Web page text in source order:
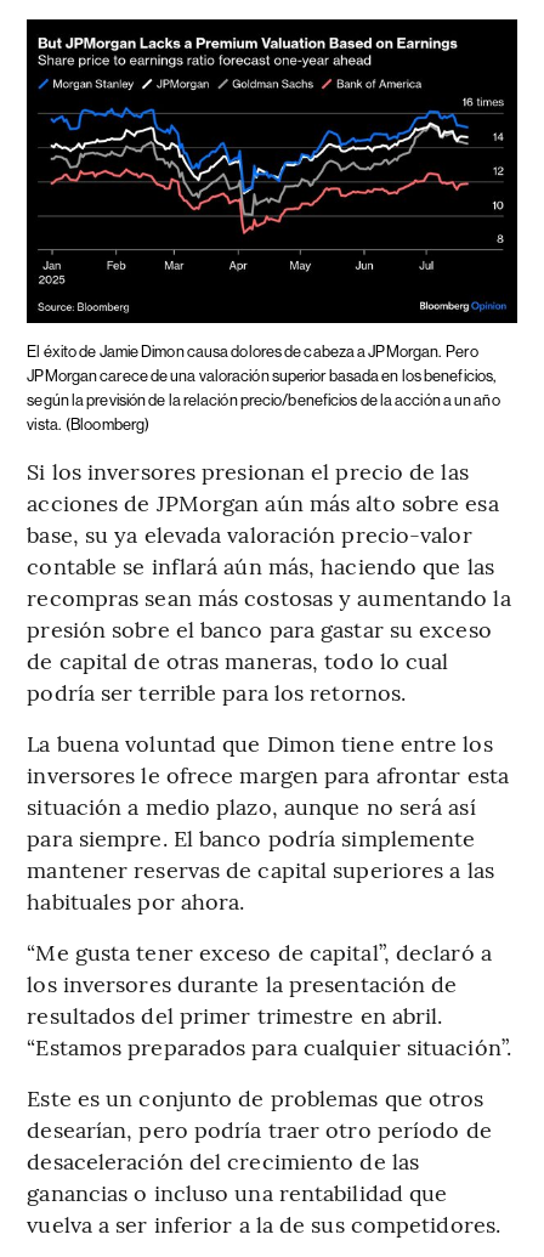
El éxito de Jamie Dimon causa dolores de cabeza a JPMorgan. Pero
JPMorgan carece de una valoración superior basada en los beneficios,
según la previsión de la relación precio/beneficios de la acción a un año
vista. (Bloomberg)
Si los inversores presionan el precio de las
acciones de JPMorgan aún más alto sobre esa
base, su ya elevada valoración precio-valor
contable se inflará aún más, haciendo que las
recompras sean más costosas y aumentando la
presión sobre el banco para gastar su exceso
de capital de otras maneras, todo lo cual
podría ser terrible para los retornos.
La buena voluntad que Dimon tiene entre los
inversores le ofrece margen para afrontar esta
situación a medio plazo, aunque no será así
para siempre. El banco podría simplemente
mantener reservas de capital superiores a las
habituales por ahora.
“Me gusta tener exceso de capital”, declaró a
los inversores durante la presentación de
resultados del primer trimestre en abril.
“Estamos preparados para cualquier situación”.
Este es un conjunto de problemas que otros
desearían, pero podría traer otro período de
desaceleración del crecimiento de las
ganancias o incluso una rentabilidad que
vuelva a ser inferior a la de sus competidores.